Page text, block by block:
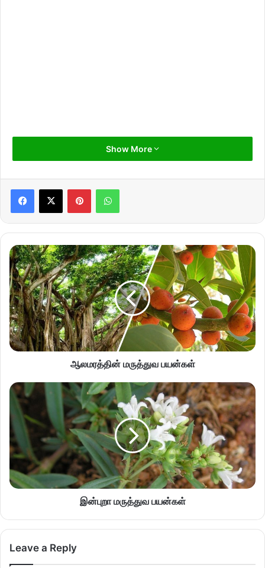
Show More
ஆலமரத்தின் மருத்துவ பயன்கள்
இன்புறா மருத்துவ பயன்கள்
Leave a Reply